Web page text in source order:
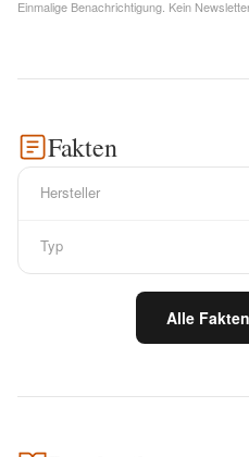
Einmalige Benachrichtigung. Kein
Fakten
Hersteller
Typ
Alle